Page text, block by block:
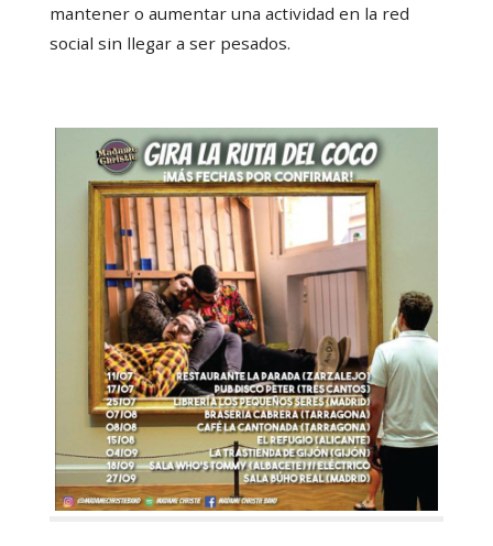
mantener o aumentar una actividad en la red
social sin llegar a ser pesados.